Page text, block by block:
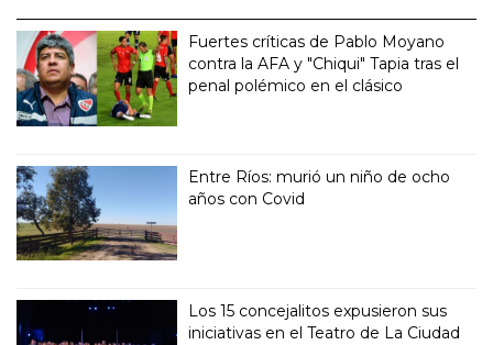
Fuertes críticas de Pablo Moyano
contra la AFA y "Chiqui" Tapia tras el
penal polémico en el clásico
Entre Ríos: murió un niño de ocho
años con Covid
Los 15 concejalitos expusieron sus
iniciativas en el Teatro de La Ciudad